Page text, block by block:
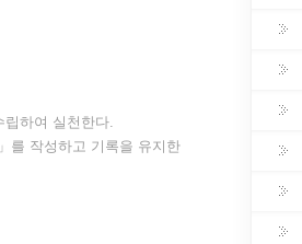
하여 실천한다.
를 작성하고 기록을 유지한